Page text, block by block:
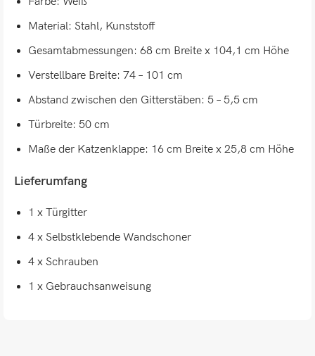
Material: Stahl, Kunststoff
Gesamtabmessungen: 68 cm Breite x 104,1 cm Höhe
Verstellbare Breite: 74 – 101 cm
Abstand zwischen den Gitterstäben: 5 – 5,5 cm
Türbreite: 50 cm
Maße der Katzenklappe: 16 cm Breite x 25,8 cm Höhe
Lieferumfang
1 x Türgitter
4 x Selbstklebende Wandschoner
4 x Schrauben
1 x Gebrauchsanweisung